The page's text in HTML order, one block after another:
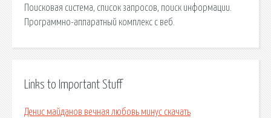
Поисковая сиcтема, список запросов, поиск информации.
Программно-аппаратный комплекс с веб.
Links to Important Stuff
Денис майданов вечная любовь минус скачать